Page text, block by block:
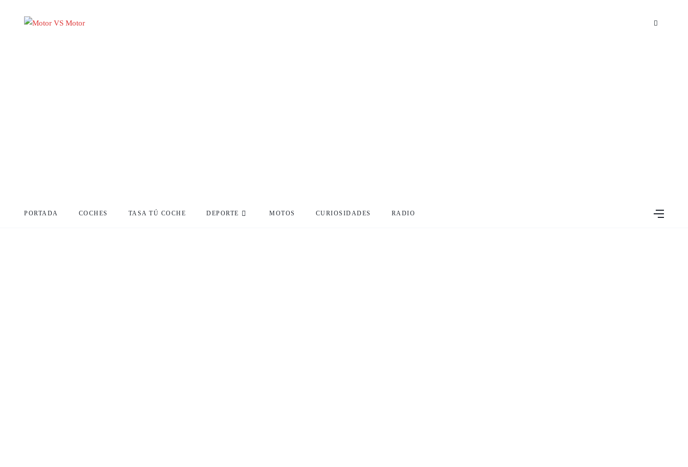
PORTADA COCHES TASA TÚ COCHE DEPORTE MOTOS CURIOSIDADES RADIO